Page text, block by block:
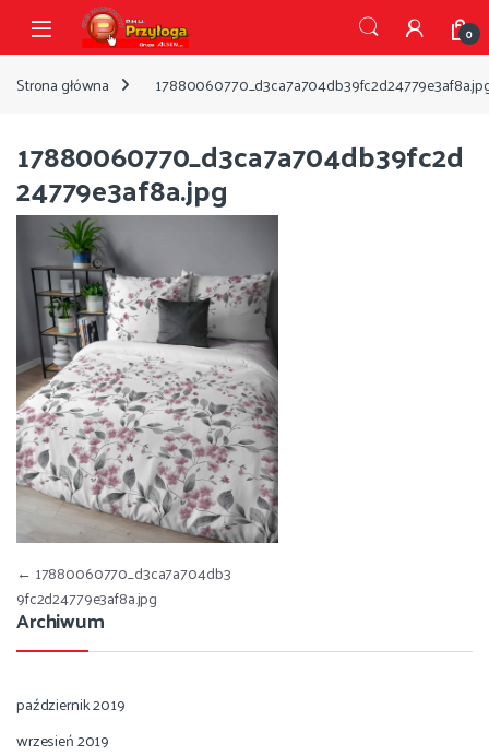
Przejdź do nawigacji
Przejdź do treści
Open 0
Strona główna
17880060770_d3ca7a704db39fc2d
24779e3af8a.jpg
Nawigacja wpisu
← 17880060770_d3ca7a704db3
9fc2d24779e3af8a.jpg
Archiwum
październik 2019
wrzesień 2019